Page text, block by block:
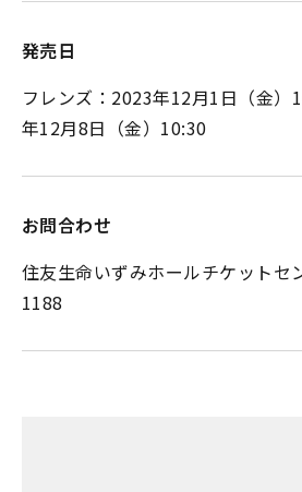
発売日
フレンズ：2023年12月1日（金）
年12月8日（金）10:30
お問合わせ
住友生命いずみホールチケット
1188